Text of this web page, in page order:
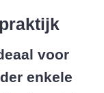
voor
enkele